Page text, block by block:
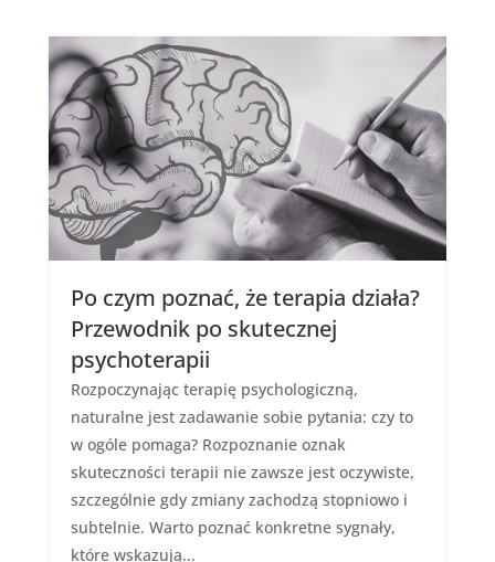
Po czym poznać, że terapia działa?
Przewodnik po skutecznej
psychoterapii
Rozpoczynając terapię psychologiczną,
naturalne jest zadawanie sobie pytania: czy to
w ogóle pomaga? Rozpoznanie oznak
skuteczności terapii nie zawsze jest oczywiste,
szczególnie gdy zmiany zachodzą stopniowo i
subtelnie. Warto poznać konkretne sygnały,
które wskazują...